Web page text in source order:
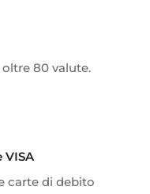
80 valute.
VISA
carte di debito